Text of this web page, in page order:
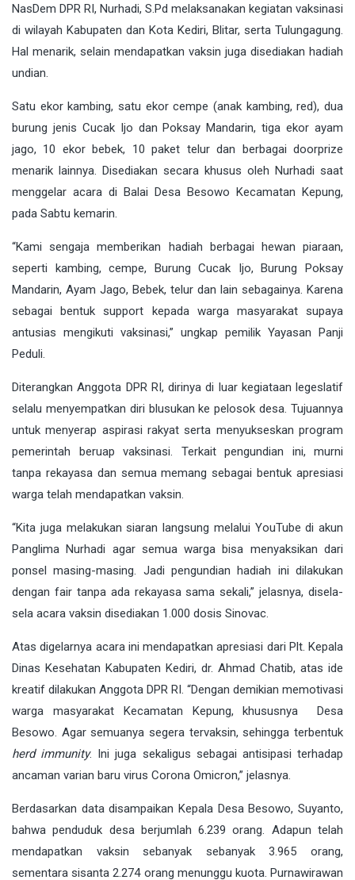
NasDem DPR RI, Nurhadi, S.Pd melaksanakan kegiatan vaksinasi
di wilayah Kabupaten dan Kota Kediri, Blitar, serta Tulungagung.
Hal menarik, selain mendapatkan vaksin juga disediakan hadiah
undian.
Satu ekor kambing, satu ekor cempe (anak kambing, red), dua
burung jenis Cucak Ijo dan Poksay Mandarin, tiga ekor ayam
jago, 10 ekor bebek, 10 paket telur dan berbagai doorprize
menarik lainnya. Disediakan secara khusus oleh Nurhadi saat
menggelar acara di Balai Desa Besowo Kecamatan Kepung,
pada Sabtu kemarin.
“Kami sengaja memberikan hadiah berbagai hewan piaraan,
seperti kambing, cempe, Burung Cucak Ijo, Burung Poksay
Mandarin, Ayam Jago, Bebek, telur dan lain sebagainya. Karena
sebagai bentuk support kepada warga masyarakat supaya
antusias mengikuti vaksinasi,” ungkap pemilik Yayasan Panji
Peduli.
Diterangkan Anggota DPR RI, dirinya di luar kegiataan legeslatif
selalu menyempatkan diri blusukan ke pelosok desa. Tujuannya
untuk menyerap aspirasi rakyat serta menyukseskan program
pemerintah beruap vaksinasi. Terkait pengundian ini, murni
tanpa rekayasa dan semua memang sebagai bentuk apresiasi
warga telah mendapatkan vaksin.
“Kita juga melakukan siaran langsung melalui YouTube di akun
Panglima Nurhadi agar semua warga bisa menyaksikan dari
ponsel masing-masing. Jadi pengundian hadiah ini dilakukan
dengan fair tanpa ada rekayasa sama sekali,” jelasnya, disela-
sela acara vaksin disediakan 1.000 dosis Sinovac.
Atas digelarnya acara ini mendapatkan apresiasi dari Plt. Kepala
Dinas Kesehatan Kabupaten Kediri, dr. Ahmad Chatib, atas ide
kreatif dilakukan Anggota DPR RI. “Dengan demikian memotivasi
warga masyarakat Kecamatan Kepung, khususnya Desa
Besowo. Agar semuanya segera tervaksin, sehingga terbentuk
herd immunity. Ini juga sekaligus sebagai antisipasi terhadap
ancaman varian baru virus Corona Omicron,” jelasnya.
Berdasarkan data disampaikan Kepala Desa Besowo, Suyanto,
bahwa penduduk desa berjumlah 6.239 orang. Adapun telah
mendapatkan vaksin sebanyak sebanyak 3.965 orang,
sementara sisanta 2.274 orang menunggu kuota. Purnawirawan